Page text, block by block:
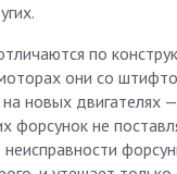
по
они со
новых двигателях
форсунок не
неисправности